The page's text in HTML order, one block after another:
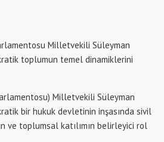
Milletvekili Süleyman
toplumun temel dinamiklerini
Milletvekili Süleyman
bir hukuk devletinin inşasında sivil
ve toplumsal katılımın belirleyici rol